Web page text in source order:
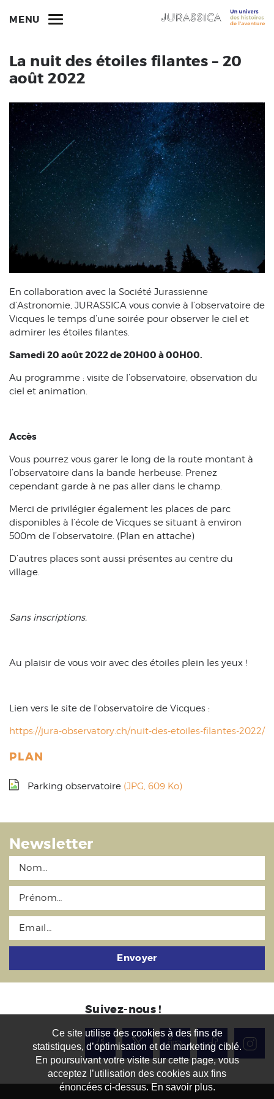
MENU
La nuit des étoiles filantes – 20
août 2022
En collaboration avec la Société Jurassienne
d’Astronomie, JURASSICA vous convie à l’observatoire de
Vicques le temps d’une soirée pour observer le ciel et
admirer les étoiles filantes.
Samedi 20 août 2022 de 20H00 à 00H00.
Au programme : visite de l’observatoire, observation du
ciel et animation.
Accès
Vous pourrez vous garer le long de la route montant à
l’observatoire dans la bande herbeuse. Prenez
cependant garde à ne pas aller dans le champ.
Merci de privilégier également les places de parc
disponibles à l’école de Vicques se situant à environ
500m de l’observatoire. (Plan en attache)
D’autres places sont aussi présentes au centre du
village.
Sans inscriptions.
Au plaisir de vous voir avec des étoiles plein les yeux !
Lien vers le site de l'observatoire de Vicques :
https://jura-observatory.ch/nuit-des-etoiles-filantes-2022/
PLAN
Parking observatoire (JPG, 609 Ko)
Newsletter
Envoyer
Suivez-nous !
Ce site utilise des cookies à des fins de
statistiques, d’optimisation et de marketing ciblé.
En poursuivant votre visite sur cette page, vous
acceptez l’utilisation des cookies aux fins
énoncées ci-dessus. En savoir plus.